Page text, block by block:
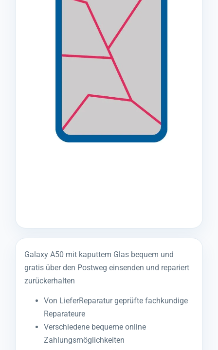
Galaxy A50 mit kaputtem Glas bequem und
gratis über den Postweg einsenden und repariert
zurückerhalten
Von LieferReparatur geprüfte fachkundige
Reparateure
Verschiedene bequeme online
Zahlungsmöglichkeiten